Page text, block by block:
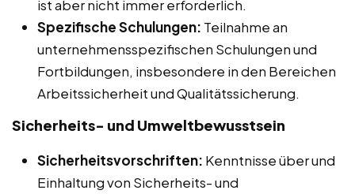
ist aber nicht immer erforderlich.
Spezifische Schulungen: Teilnahme an
unternehmensspezifischen Schulungen und
Fortbildungen, insbesondere in den Bereichen
Arbeitssicherheit und Qualitätssicherung.
Sicherheits- und Umweltbewusstsein
Sicherheitsvorschriften: Kenntnisse über und
Einhaltung von Sicherheits- und